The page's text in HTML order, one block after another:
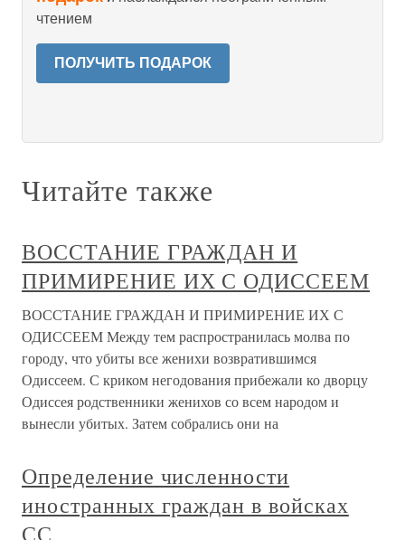
чтением
ПОЛУЧИТЬ ПОДАРОК
Читайте также
ВОССТАНИЕ ГРАЖДАН И
ПРИМИРЕНИЕ ИХ С ОДИССЕЕМ
ВОССТАНИЕ ГРАЖДАН И ПРИМИРЕНИЕ ИХ С
ОДИССЕЕМ Между тем распространилась молва по
городу, что убиты все женихи возвратившимся
Одиссеем. С криком негодования прибежали ко дворцу
Одиссея родственники женихов со всем народом и
вынесли убитых. Затем собрались они на
Определение численности
иностранных граждан в войсках
СС